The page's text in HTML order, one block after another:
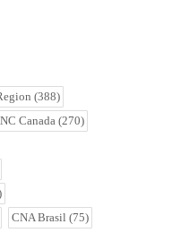
(388)
Canada (270)
CNA Brasil (75)